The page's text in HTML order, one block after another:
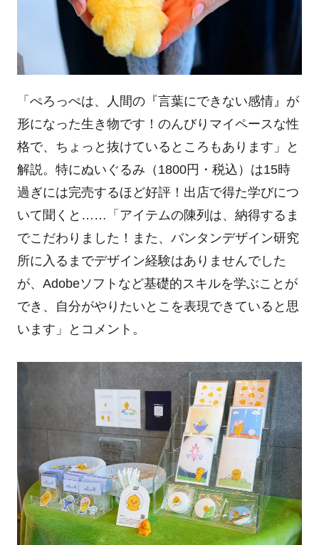
「ぺろっぺは、人間の『言葉にできない感情』が
形になった生き物です！のんびりマイペースな性
格で、ちょっと抜けているところもあります」と
解説。特にぬいぐるみ（1800円・税込）は15時
過ぎには完売するほど好評！出店で得た学びにつ
いて聞くと……「アイテムの陳列は、納得するま
でこだわりました！また、バンタンデザイン研究
所に入るまでデザイン経験はありませんでした
が、Adobeソフトなど基礎的スキルを学ぶことが
でき、自分がやりたいとこを表現できていると思
います」とコメント。